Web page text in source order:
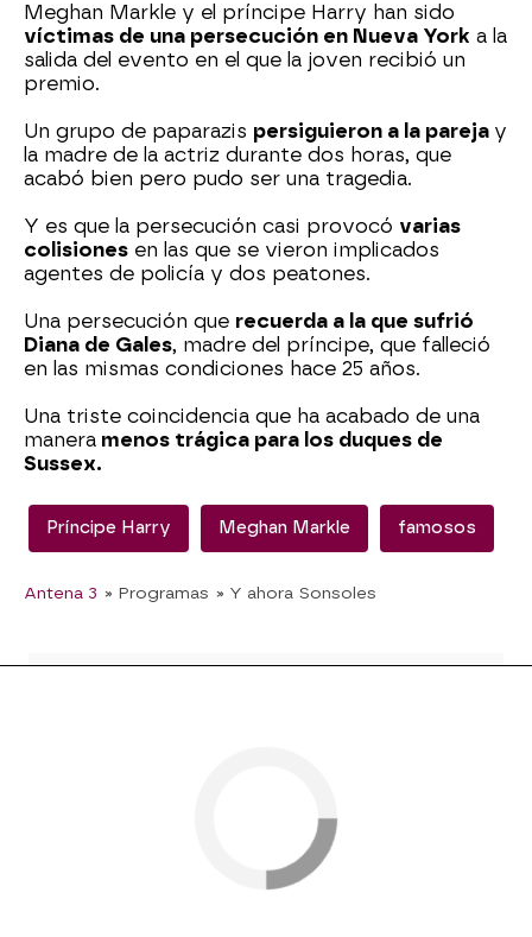
Meghan Markle y el príncipe Harry han sido
víctimas de una persecución en Nueva York a la
salida del evento en el que la joven recibió un
premio.
Un grupo de paparazis persiguieron a la pareja y
la madre de la actriz durante dos horas, que
acabó bien pero pudo ser una tragedia.
Y es que la persecución casi provocó varias
colisiones en las que se vieron implicados
agentes de policía y dos peatones.
Una persecución que recuerda a la que sufrió
Diana de Gales, madre del príncipe, que falleció
en las mismas condiciones hace 25 años.
Una triste coincidencia que ha acabado de una
manera menos trágica para los duques de
Sussex.
Príncipe Harry Meghan Markle famosos
Antena 3 » Programas » Y ahora Sonsoles